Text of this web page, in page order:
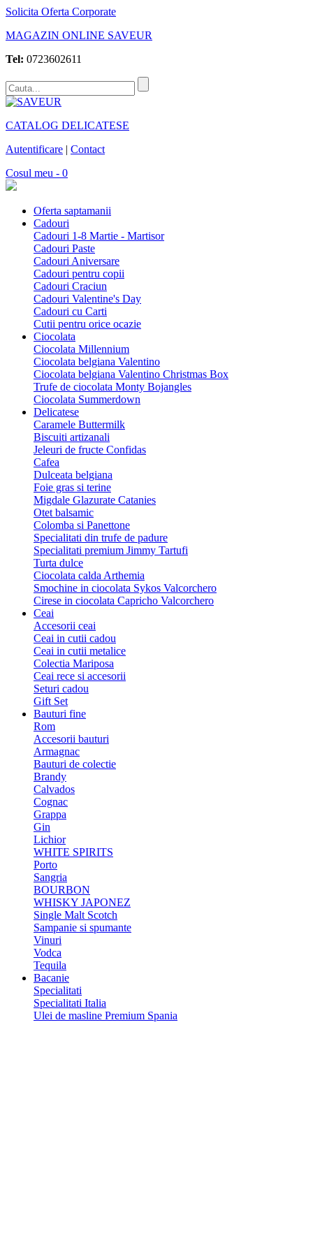
Solicita Oferta Corporate
MAGAZIN ONLINE SAVEUR
Tel: 0723602611
CATALOG DELICATESE
Autentificare | Contact
Cosul meu - 0
Oferta saptamanii
Cadouri
Cadouri 1-8 Martie - Martisor
Cadouri Paste
Cadouri Aniversare
Cadouri pentru copii
Cadouri Craciun
Cadouri Valentine's Day
Cadouri cu Carti
Cutii pentru orice ocazie
Ciocolata
Ciocolata Millennium
Ciocolata belgiana Valentino
Ciocolata belgiana Valentino Christmas Box
Trufe de ciocolata Monty Bojangles
Ciocolata Summerdown
Delicatese
Caramele Buttermilk
Biscuiti artizanali
Jeleuri de fructe Confidas
Cafea
Dulceata belgiana
Foie gras si terine
Migdale Glazurate Catanies
Otet balsamic
Colomba si Panettone
Specialitati din trufe de padure
Specialitati premium Jimmy Tartufi
Turta dulce
Ciocolata calda Arthemia
Smochine in ciocolata Sykos Valcorchero
Cirese in ciocolata Capricho Valcorchero
Ceai
Accesorii ceai
Ceai in cutii cadou
Ceai in cutii metalice
Colectia Mariposa
Ceai rece si accesorii
Seturi cadou
Gift Set
Bauturi fine
Rom
Accesorii bauturi
Armagnac
Bauturi de colectie
Brandy
Calvados
Cognac
Grappa
Gin
Lichior
WHITE SPIRITS
Porto
Sangria
BOURBON
WHISKY JAPONEZ
Single Malt Scotch
Sampanie si spumante
Vinuri
Vodca
Tequila
Bacanie
Specialitati
Specialitati Italia
Ulei de masline Premium Spania